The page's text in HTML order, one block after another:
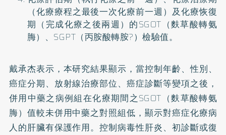
（化療療程之最後一次化療前一週）及化療恢復
期（完成化療之後兩週）的SGOT（麩草酸轉氨
脢）、SGPT（丙胺酸轉胺?）檢驗值。
戴承杰表示，本研究結果顯示，當控制年齡、性別、
癌症分期、放射線治療部位、癌症診斷等變項之後，
併用中藥之病例組在化療期間之SGOT（麩草酸轉氨
脢）值較未併用中藥之對照組低，顯示對癌症化療病
人的肝臟有保護作用。控制病毒性肝炎、初診斷或復